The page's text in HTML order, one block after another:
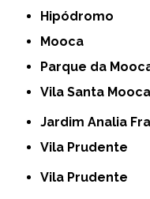
Hipódromo
Mooca
Parque da
Vila Santa Mooca
Jardim Analia
Vila Prudente
Vila Prudente